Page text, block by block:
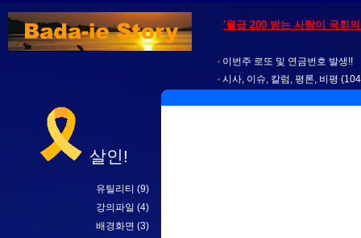
'월급 200 받는 사람이 국회
이번주 로또 및 연금번호 발생!!
시사, 이슈, 칼럼, 평론, 비평
살인!
유틸리티 (9)
강의파일 (4)
배경화면 (3)